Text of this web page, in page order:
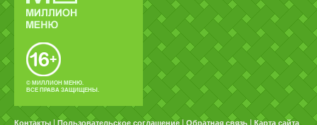
© МИЛЛИОН МЕНЮ.
ВСЕ ПРАВА ЗАЩИЩЕНЫ.
Контакты Пользовательское соглашение Обратная связь Карта сайта